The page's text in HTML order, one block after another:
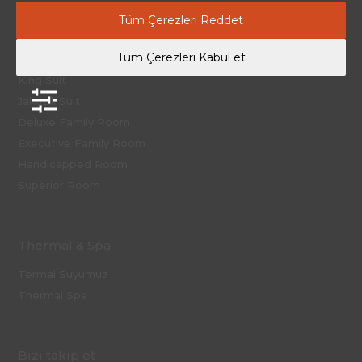
King Suit
Jakuzili Suit
Tüm Çerezleri Reddet
Tüm Çerezleri Kabul et